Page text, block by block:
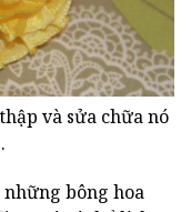
và sửa chữa nó
những bông hoa